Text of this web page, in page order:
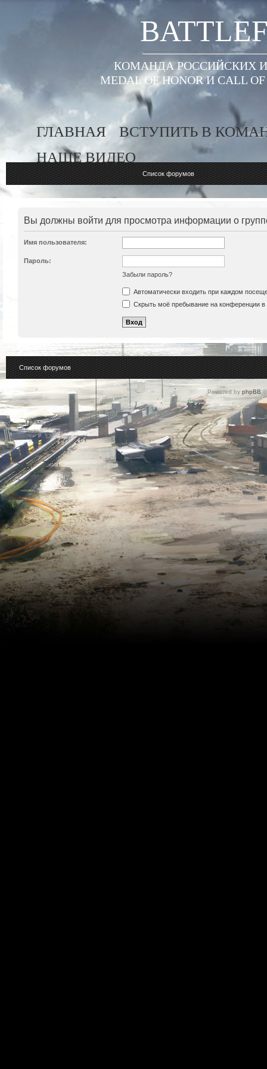
КОМАНДА РОССИЙСКИХ
MEDAL OF HONOR И
ГЛАВНАЯ
ВСТУПИТЬ В
НАШЕ ВИДЕО
Список форумов
Вы должны войти для просмотра информации о
Имя пользователя:
Пароль:
Забыли пароль?
Автоматически входить при каждом
Скрыть моё пребывание на конференции в
Список форумов
Powered by phpBB©